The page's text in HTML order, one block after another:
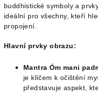
buddhistické symboly a
ideální pro všechny, kteří
propojení.
Hlavní prvky obrazu:
Mantra Óm mani
je klíčem k očištění
představuje aspekt,